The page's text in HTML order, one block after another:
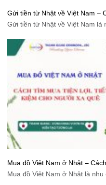
Gửi tiền từ Nhật về Việt Nam –
và tiết kiệm
Gửi tiền từ Nhật về Việt Nam
Mua đồ Việt Nam ở Nhật –
người xa quê
Mua đồ Việt Nam ở Nhật là